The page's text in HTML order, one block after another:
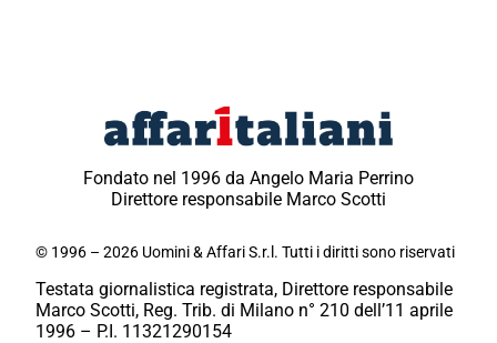
Fondato nel 1996 da Angelo Maria Perrino
Direttore responsabile Marco Scotti
© 1996 – 2026 Uomini & Affari S.r.l. Tutti i diritti sono riservati
Testata giornalistica registrata, Direttore responsabile
Marco Scotti, Reg. Trib. di Milano n° 210 dell’11 aprile
1996 – P.I. 11321290154